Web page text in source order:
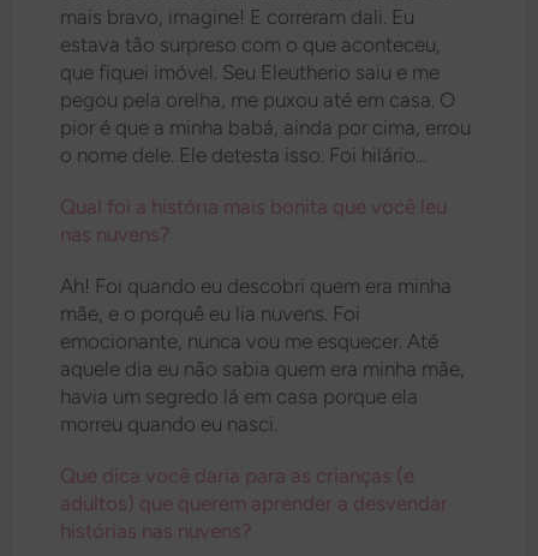
mais bravo, imagine! E correram dali. Eu
estava tão surpreso com o que aconteceu,
que fiquei imóvel. Seu Eleutherio saiu e me
pegou pela orelha, me puxou até em casa. O
pior é que a minha babá, ainda por cima, errou
o nome dele. Ele detesta isso. Foi hilário...
Qual foi a história mais bonita que você leu
nas nuvens?
Ah! Foi quando eu descobri quem era minha
mãe, e o porquê eu lia nuvens. Foi
emocionante, nunca vou me esquecer. Até
aquele dia eu não sabia quem era minha mãe,
havia um segredo lá em casa porque ela
morreu quando eu nasci.
Que dica você daria para as crianças (e
adultos) que querem aprender a desvendar
histórias nas nuvens?